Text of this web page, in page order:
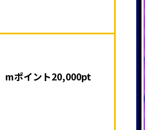
mポイント20,000pt